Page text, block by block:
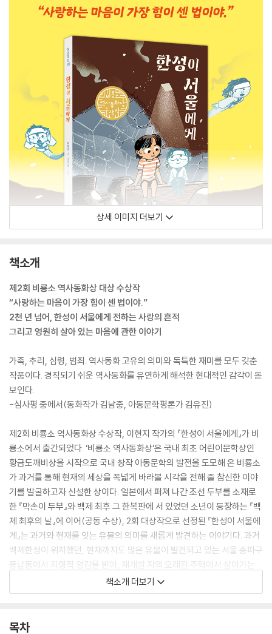
상세 이미지 더보기
책소개
제2회 비룡소 역사동화상 대상 수상작
“사랑하는 마음이 가장 힘이 센 법이야.”
2천 년 넘어, 한성이 서울에게 전하는 사랑의 흔적
그리고 영원히 살아 있는 마음에 관한 이야기
가족, 추리, 심령, 범죄. 역사동화 고유의 의미와 독특한 재미를 모두 갖춘
작품이다. 경직되기 쉬운 역사동화를 유연하게 해석한 현대적인 감각이 돋
보인다.
-심사평 중에서(동화작가 김남중, 아동문학평론가 김유진)
제2회 비룡소 역사동화상 수상작, 이현지 작가의 『한성이 서울에게』가 비
룡소에서 출간되었다. ‘비룡소 역사동화상’은 국내 최초 어린이문학상인
황금도깨비상을 시작으로 국내 창작 아동문학의 발전을 도모해 온 비룡소
가 과거를 통해 현재의 세상을 폭넓게 바라볼 시각을 전해 줄 참신한 이야
기를 발굴하고자 신설한 상이다. 일본에서 퍼져 나간 조선 두부를 소재로
한 『막손이 두부』와 백제 최후 그 한복판에 서 있었던 소년이 등장하는 『백
제 최후의 날』에 이어(공동 수상), 2회 대상작으로 선정된 『한성이 서울에
게』는 과거와 현재를 잇는 유물의 의미를 새롭게 발견하는 이야기다. 과거
백제한성이 위치했던, 현재까지도 많은 유물이 발견되고 있는 서울 송파구
풍납동에서 지형적 영감을 받아, 재개발 지역 오래된 주택에서 살아가는
‘울이’가 백제 귀신 ‘성이’를 만나 가족을 잃은 슬픔에서 회복하고 유물을
통해 사랑의 가치를 깨닫는 과정을 그렸다. 심사위원은 대상작으로 선정하
해 자연스레 이어지는 과거와 현재, 진정한 가치를 잊어버린 물질주의적인
책소개 더보기
목차